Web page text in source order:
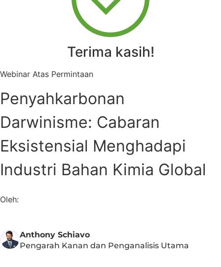
Terima kasih!
Webinar Atas Permintaan
Penyahkarbonan
Darwinisme: Cabaran
Eksistensial Menghadapi
Industri Bahan Kimia Global
Oleh:
Anthony Schiavo
Pengarah Kanan dan Penganalisis Utama